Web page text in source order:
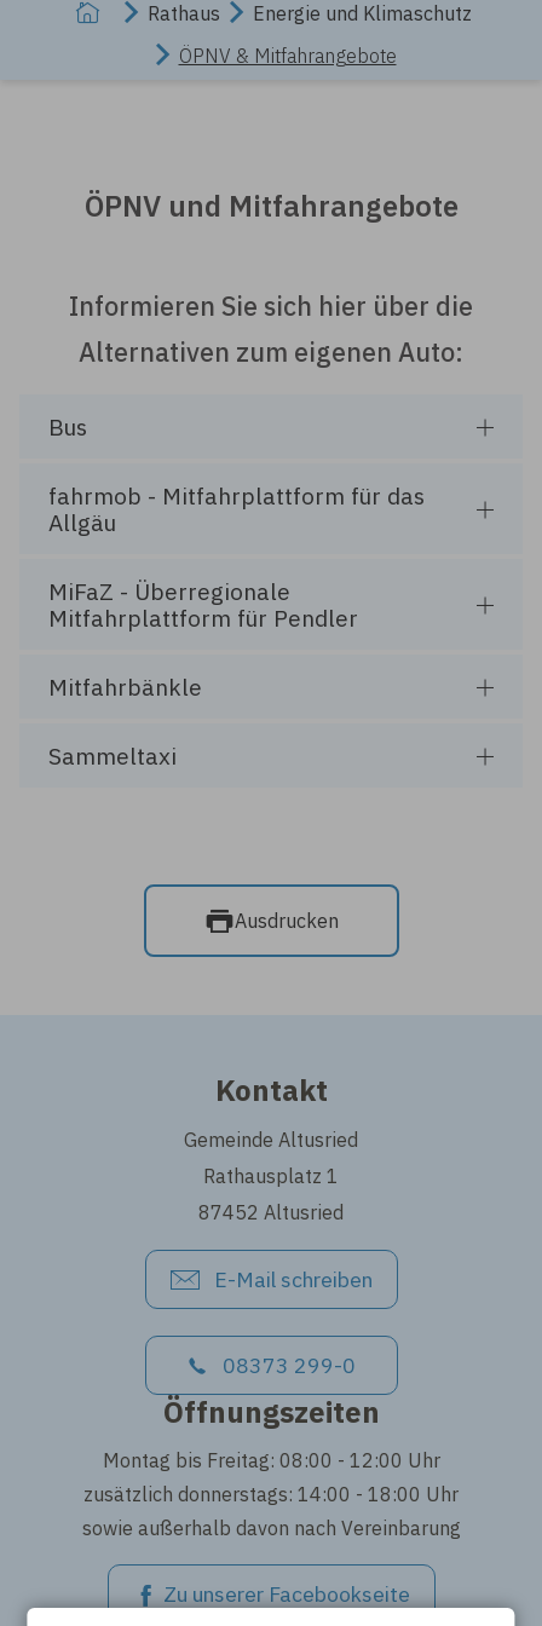
Rathaus
Energie und Klimaschutz
ÖPNV & Mitfahrangebote
ÖPNV und Mitfahrangebote
Informieren Sie sich hier über die
Alternativen zum eigenen Auto:
Bus
fahrmob - Mitfahrplattform für das
Allgäu
MiFaZ - Überregionale
Mitfahrplattform für Pendler
Mitfahrbänkle
Sammeltaxi
Ausdrucken
Kontakt
Gemeinde Altusried
Rathausplatz 1
87452 Altusried
E-Mail schreiben
08373 299-0
Öffnungszeiten
Montag bis Freitag: 08:00 - 12:00 Uhr
zusätzlich donnerstags: 14:00 - 18:00 Uhr
sowie außerhalb davon nach Vereinbarung
Zu unserer Facebookseite